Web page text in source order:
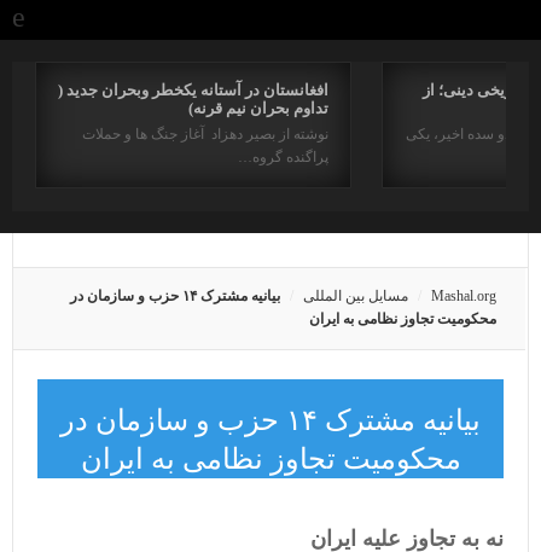
افغانستان در آستانه یکخطر وبحران جدید (
تداوم بحران نیم قرنه)
نوشته از بصیر دهزاد آغاز جنگ ها و حملات
پراگنده گروه…
دینی؛ از
در دو سده اخیر، یکی
Mashal.org مسایل بین المللی
بیانیه مشترک ١۴ حزب و سازمان در
محکومیت تجاوز نظامی به ایران
بیانیه مشترک ١۴ حزب و سازمان در
محکومیت تجاوز نظامی به ایران
نه به تجاوز علیه ایران